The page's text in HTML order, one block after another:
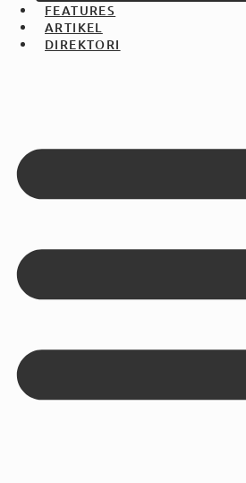
FEATURES
ARTIKEL
DIREKTORI